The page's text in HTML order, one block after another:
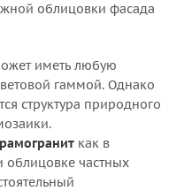
облицовки фасада
иметь любую
гаммой. Однако
структура природного
как в
облицовке частных